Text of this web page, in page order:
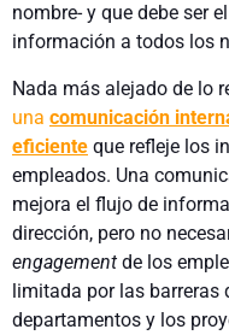
nombre- y que debe ser
información a todos los
Nada más alejado de lo
una comunicación
eficiente que refleje los
empleados. Una
mejora el flujo de
dirección, pero no
engagement de los
limitada por las barreras
departamentos y los